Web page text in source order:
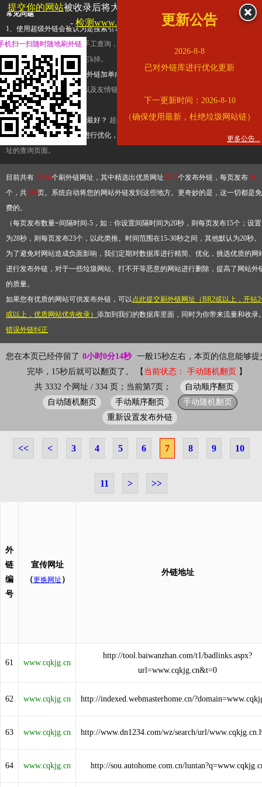
常见问题
1、使用超级外链会被认为是搜索引擎优化作弊吗？ 超级外链只是一个简便而集成
查询工具，模拟的是正常手工查询，不是作弊。如果是作弊，那您可以使用超级外
推广竞争对手的网址，让它k掉。
2、网站优化单纯依靠超级外链加单向链接可行吗？
链，需要结合普通的外链以及友情链接，您可以到站长论坛发布外链，到友情链接
台交换友情链接。
3、如何使用超级外链效果最好？ 超级外链不同于普通的外链，它是动态的链接，
有频繁使用超级外链工具进行优化，才能获得稳定的外链
，最终使搜索引擎收录带
址的查询页面。
目前共有13264个刷外链网址，其中精选出优质网址3332个发布外链，每页发布10
个，共334页。系统自动将您的网站外链发到这些地方。更奇妙的是，这一切都是免
费的。
（每页发布数量=间隔时间-5，如：你设置间隔时间为20秒，则每页发布15个；设置
为28秒，则每页发布23个，以此类推。时间范围在15-30秒之间，其他默认为20秒
为了避免对网站造成负面影响，我们定期对数据库进行精简、优化，挑选优质的网
进行发布外链，对于一些垃圾网站、打不开等恶意的网站进行删除，提高了网站外
的质量。
如果您有优质的网站可供发布外链，可以点此提交刷外链网址（BR2或以上，开站
或以上，优质网站优先收录） 添加到我们的数据库里面，同时为你带来流量和收录
错误外链纠正
您在本页已经停留了 0小时0分15秒 一般15秒左右，本页的信息能够提
完毕，15秒后就可以翻页了。 【 当前状态： 手动随机翻页 】
共 3332 个网址 / 334 页；当前第7页；
自动顺序翻页
自动随机翻页
手动顺序翻页
手动随机翻页
重新设置发布外链
<< < 3 4 5 6 7 8 9 10
11 > >>
外
链
编
号
宣传网址
（更换网址 ）
外链地址
61 www.cqkjg.cn
http://tool.baiwanzhan.com/t1/badlinks.aspx?
url=www.cqkjg.cn&t=0
62 www.cqkjg.cn http://indexed.webmasterhome.cn/
63 www.cqkjg.cn http://www.dn1234.com/wz/search/url/
64 www.cqkjg.cn http://sou.autohome.com.cn/
提交你的网站被收录后将大幅提升流量和外链，
查看展示页面
- 检测www.cqkjg.cn是否收录更新公告
2026-8-8
已对外链库进行优化更新
下一更新时间：2026-8-10
（确保使用最新，杜绝垃圾网站链）
更多公告...
机扫一扫随时随地刷外链